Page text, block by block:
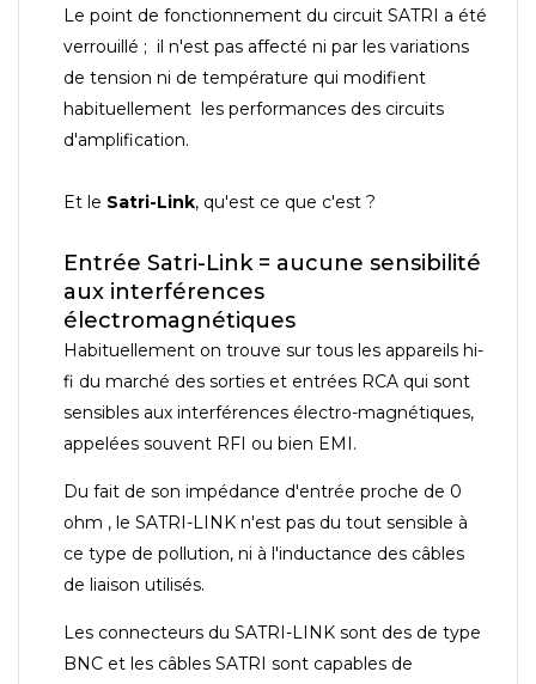
Le point de fonctionnement du circuit SATRI a été
verrouillé ; il n'est pas affecté ni par les variations
de tension ni de température qui modifient
habituellement les performances des circuits
d'amplification.
Et le Satri-Link, qu'est ce que c'est ?
Entrée Satri-Link = aucune sensibilité
aux interférences
électromagnétiques
Habituellement on trouve sur tous les appareils hi-
fi du marché des sorties et entrées RCA qui sont
sensibles aux interférences électro-magnétiques,
appelées souvent RFI ou bien EMI.
Du fait de son impédance d'entrée proche de 0
ohm , le SATRI-LINK n'est pas du tout sensible à
ce type de pollution, ni à l'inductance des câbles
de liaison utilisés.
Les connecteurs du SATRI-LINK sont des de type
BNC et les câbles SATRI sont capables de